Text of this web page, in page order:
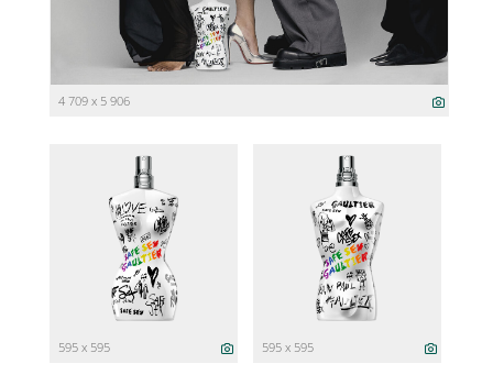
4 709 x 5 906
595 x 595 595 x 595